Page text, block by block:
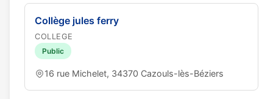
Collège jules ferry
COLLEGE
Public
16 rue Michelet, 34370 Cazouls-lès-Béziers